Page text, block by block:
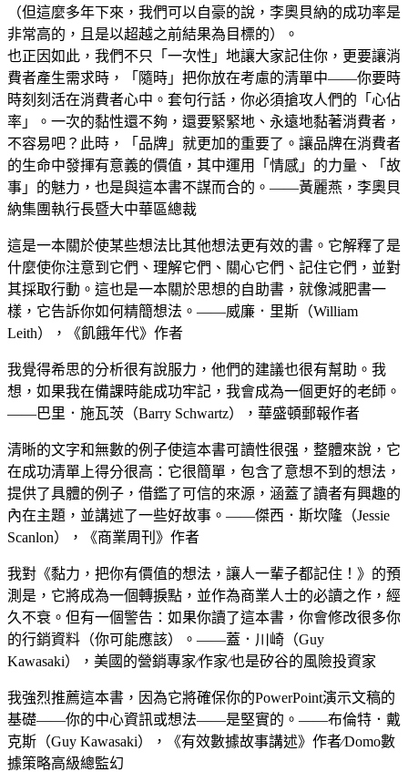
（但這麼多年下來，我們可以自豪的說，李奧貝納的成功率是
非常高的，且是以超越之前結果為目標的）。
也正因如此，我們不只「一次性」地讓大家記住你，更要讓消
費者產生需求時，「隨時」把你放在考慮的清單中——你要時
時刻刻活在消費者心中。套句行話，你必須搶攻人們的「心佔
率」。一次的黏性還不夠，還要緊緊地、永遠地黏著消費者，
不容易吧？此時，「品牌」就更加的重要了。讓品牌在消費者
的生命中發揮有意義的價值，其中運用「情感」的力量、「故
事」的魅力，也是與這本書不謀而合的。——黃麗燕，李奧貝
納集團執行長暨大中華區總裁
這是一本關於使某些想法比其他想法更有效的書。它解釋了是
什麼使你注意到它們、理解它們、關心它們、記住它們，並對
其採取行動。這也是一本關於思想的自助書，就像減肥書一
樣，它告訴你如何精簡想法。——威廉．里斯（William
Leith），《飢餓年代》作者
我覺得希思的分析很有說服力，他們的建議也很有幫助。我
想，如果我在備課時能成功牢記，我會成為一個更好的老師。
——巴里．施瓦茨（Barry Schwartz），華盛頓郵報作者
清晰的文字和無數的例子使這本書可讀性很强，整體來說，它
在成功清單上得分很高：它很簡單，包含了意想不到的想法，
提供了具體的例子，借鑑了可信的來源，涵蓋了讀者有興趣的
內在主題，並講述了一些好故事。——傑西．斯坎隆（Jessie
Scanlon），《商業周刊》作者
我對《黏力，把你有價值的想法，讓人一輩子都記住！》的預
測是，它將成為一個轉捩點，並作為商業人士的必讀之作，經
久不衰。但有一個警告：如果你讀了這本書，你會修改很多你
的行銷資料（你可能應該）。——蓋．川崎（Guy
Kawasaki），美國的營銷專家∕作家∕也是矽谷的風險投資家
我強烈推薦這本書，因為它將確保你的PowerPoint演示文稿的
基礎——你的中心資訊或想法——是堅實的。——布倫特．戴
克斯（Guy Kawasaki），《有效數據故事講述》作者∕Domo數
據策略高級總監幻